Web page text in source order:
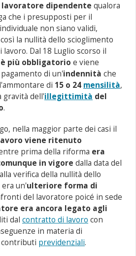
dipendente qualora
che i presupposti per il
non siano validi,
la nullità dello scioglimento
lavoro. Dal 18 Luglio scorso il
più obbligatorio e viene
di un'indennità che
di 15 o 24 mensilità,
gravità dell'illegittimità del
.
nella maggior parte dei casi il
viene ritenuto
prima della riforma era
in vigore dalla data del
verifica della nullità dello
era un'ulteriore forma di
del lavoratore poicé in sede
era ancora legato agli
dalcontratto di lavoro con
in materia di
previdenziali.